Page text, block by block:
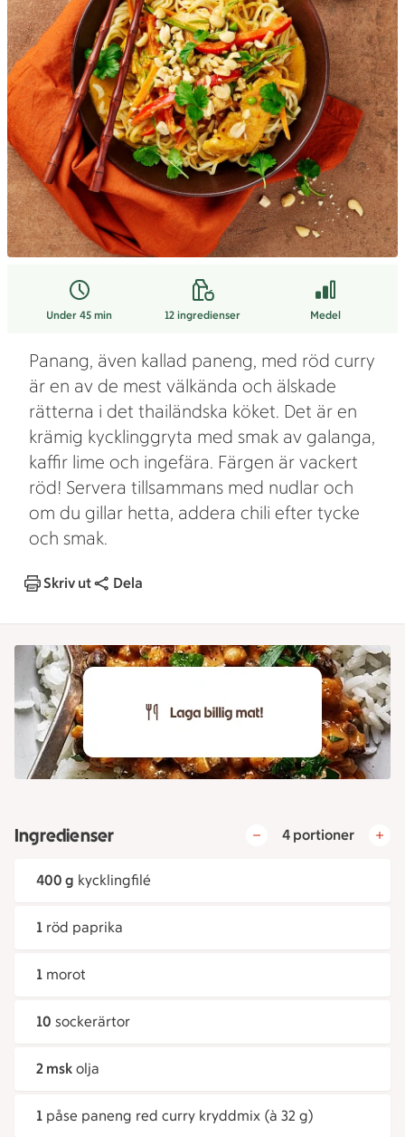
Under 45 min 12 ingredienser Medel
Panang, även kallad paneng, med röd curry
är en av de mest välkända och älskade
rätterna i det thailändska köket. Det är en
krämig kycklinggryta med smak av galanga,
kaffir lime och ingefära. Färgen är vackert
röd! Servera tillsammans med nudlar och
om du gillar hetta, addera chili efter tycke
och smak.
Skriv ut Dela
Ingredienser 4 portioner
400 g kycklingfilé
1 röd paprika
1 morot
10 sockerärtor
2 msk olja
1 påse paneng red curry kryddmix (à 32 g)